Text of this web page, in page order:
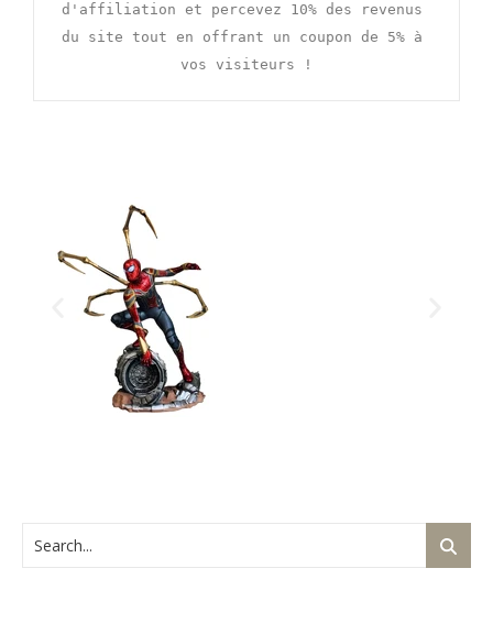
d'affiliation et percevez 10% des revenus
du site tout en offrant un coupon de 5% à
vos visiteurs !